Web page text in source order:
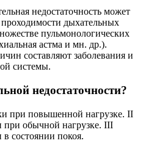
недостаточность может
дыхательных
пульмонологических
астма и мн. др.).
составляют заболевания и
системы.
недостаточности?
при повышенной нагрузке. II
обычной нагрузке. III
состоянии покоя.